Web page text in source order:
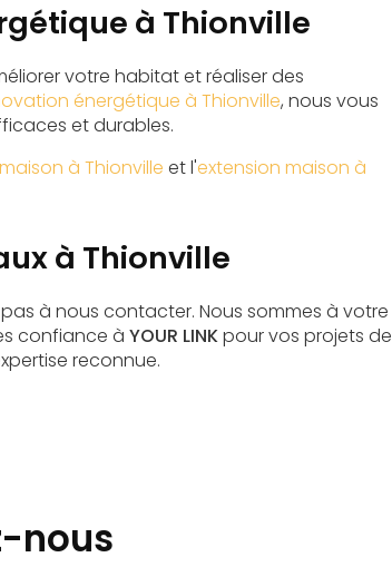
à Thionville
votre habitat et réaliser des
énergétique à Thionville, nous vous
et durables.
à Thionville et l'extension maison à
à Thionville
à nous contacter. Nous sommes à votre
confiance à YOUR LINKpour vos projets de
reconnue.
nous